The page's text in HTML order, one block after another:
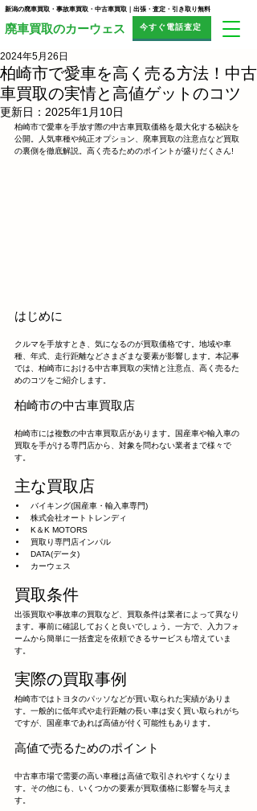
今すぐ電話査定
​廃車買取のカーウェス
新潟の廃車買取・事故車買取・中古車買取｜出張・査定・引き取り無料
柏崎市で愛車を高く売る方法！中古
車買取の実情と高値ゲットのコツ
2024年5月26日
更新日： 2025年1月10日
柏崎市で愛車を手放す際の中古車買取価格を最大化する秘訣を
公開。人気車種や純正オプション、廃車買取の注意点など買取
の裏側を徹底解説。高く売るためのポイントが盛りだくさん!
はじめに
クルマを手放すとき、気になるのが買取価格です。地域や車
種、年式、走行距離などさまざまな要素が影響します。本記事
では、柏崎市における中古車買取の実情と注意点、高く売るた
めのコツをご紹介します。
柏崎市の中古車買取店
柏崎市には複数の中古車買取店があります。国産車や輸入車の
買取を手がける専門店から、対象を問わない業者まで様々で
す。
主な買取店
バイキング(国産車・輸入車専門)
株式会社オートトレンディ
K＆K MOTORS
買取り専門店インパル
DATA(データ)
カーウェス
買取条件
出張買取や事故車の買取など、買取条件は業者によって異なり
ます。事前に確認しておくと良いでしょう。一方で、入力フォ
ームから簡単に一括査定を依頼できるサービスも増えていま
す。
実際の買取事例
柏崎市ではトヨタのパッソなどが買い取られた実績がありま
す。一般的に低年式や走行距離の長い車は安く買い取られがち
ですが、国産車であれば高値が付く可能性もあります。
高値で売るためのポイント
中古車市場で需要の高い車種は高値で取引されやすくなりま
す。その他にも、いくつかの要素が買取価格に影響を与えま
す。